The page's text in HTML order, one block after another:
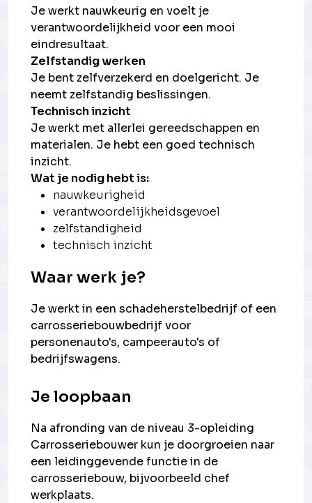
Je werkt nauwkeurig en voelt je
verantwoordelijkheid voor een mooi
eindresultaat.
Zelfstandig werken
Je bent zelfverzekerd en doelgericht. Je
neemt zelfstandig beslissingen.
Technisch inzicht
Je werkt met allerlei gereedschappen en
materialen. Je hebt een goed technisch
inzicht.
Wat je nodig hebt is:
nauwkeurigheid
verantwoordelijkheidsgevoel
zelfstandigheid
technisch inzicht
Waar werk je?
Je werkt in een schadeherstelbedrijf of een
carrosseriebouwbedrijf voor
personenauto's, campeerauto's of
bedrijfswagens.
Je loopbaan
Na afronding van de niveau 3-opleiding
Carrosseriebouwer kun je doorgroeien naar
een leidinggevende functie in de
carrosseriebouw, bijvoorbeeld chef
werkplaats.